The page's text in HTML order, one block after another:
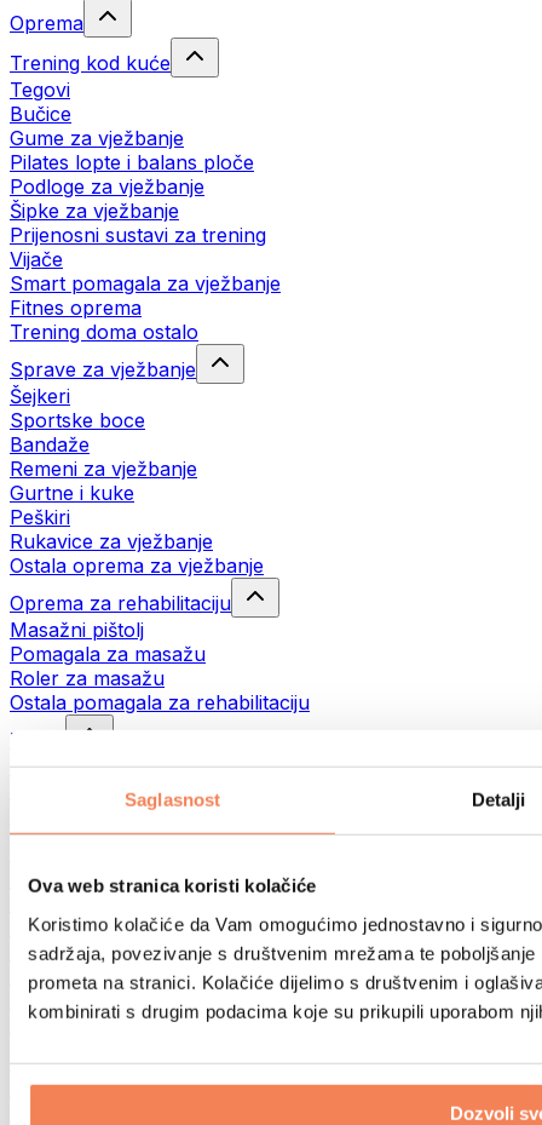
Saglasnost Detalji
Ova web stranica koristi kolačiće
Koristimo kolačiće da Vam omogućimo jednostavno i
sadržaja, povezivanje s društvenim mrežama te
prometa na stranici. Kolačiće dijelimo s društvenim i
kombinirati s drugim podacima koje su prikupili uporabom
Dozvoli
Oprema
Trening kod kuće
Tegovi
Bučice
Gume za vježbanje
Pilates lopte i balans ploče
Podloge za vježbanje
Šipke za vježbanje
Prijenosni sustavi za trening
Vijače
Smart pomagala za vježbanje
Fitnes oprema
Trening doma ostalo
Sprave za vježbanje
Šejkeri
Sportske boce
Bandaže
Remeni za vježbanje
Gurtne i kuke
Peškiri
Rukavice za vježbanje
Ostala oprema za vježbanje
Oprema za rehabilitaciju
Masažni pištolj
Pomagala za masažu
Roler za masažu
Ostala pomagala za rehabilitaciju
Torbe
Torbe za hranu
Sportske torbe
Trčanje
Biciklizam
Joga i pilates
Kupanje hladnom vodom
Plivanje
Planinarenje
Biohacking
Terapija crvenim svjetlom